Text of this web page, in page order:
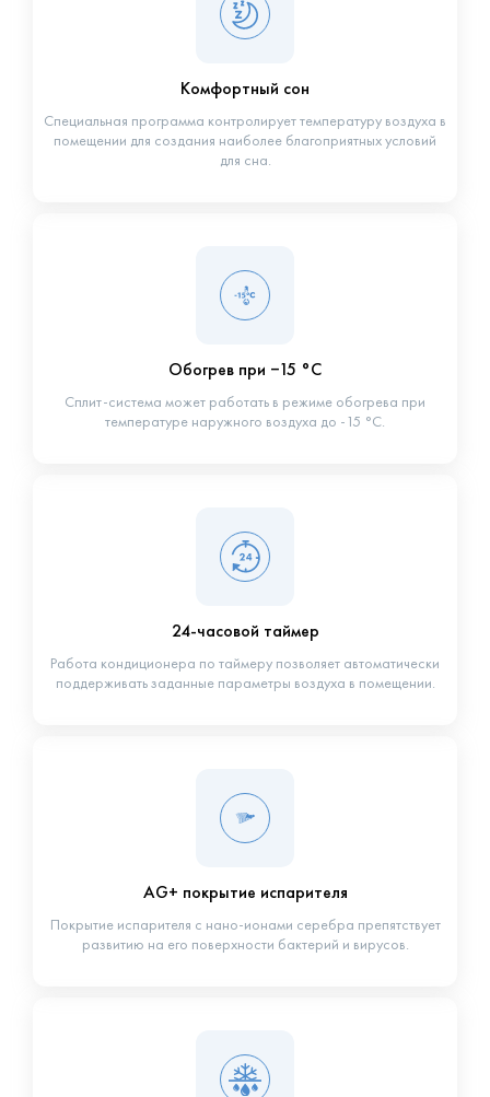
Комфортный сон
Специальная программа контролирует температуру воздуха в
помещении для создания наиболее благоприятных условий
для сна.
Обогрев при −15 °С
Сплит-система может работать в режиме обогрева при
температуре наружного воздуха до -15 °С.
24-часовой таймер
Работа кондиционера по таймеру позволяет автоматически
поддерживать заданные параметры воздуха в помещении.
AG+ покрытие испарителя
Покрытие испарителя с нано-ионами серебра препятствует
развитию на его поверхности бактерий и вирусов.